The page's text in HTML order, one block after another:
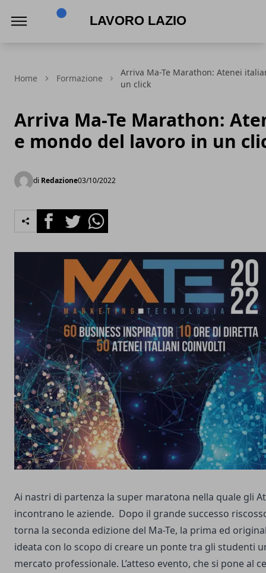
Home Formazione
Arriva Ma-Te Marathon: Atenei
un click
Arriva Ma-Te Marathon:
e mondo del lavoro in un
di Redazione03/10/2022
FacebookTwitterWhatsapp
Ai nastri di partenza la super maratona nella quale gli
incontrano le aziende. Dopo il grande successo
torna la seconda edizione del Ma-Te, la prima ed
ideata con lo scopo di creare un ponte tra gli studenti
mercato professionale. L’atteso evento, che si pone al